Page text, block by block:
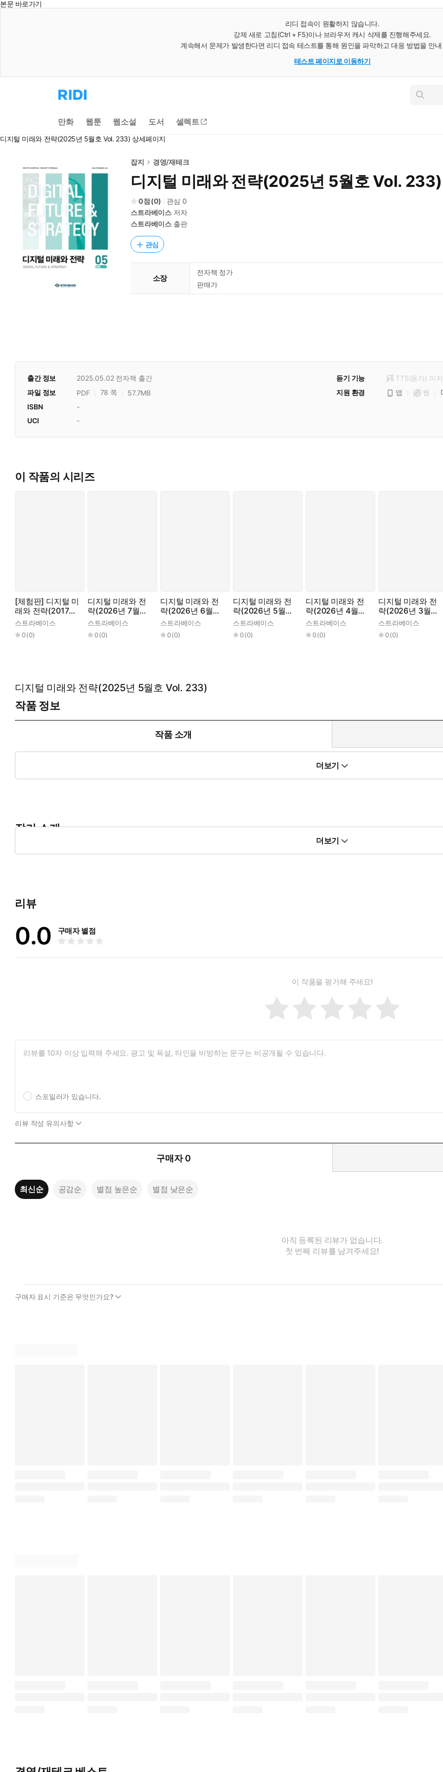
본문 바로가기
리디 접속이 원활하지 않습니다.
강제 새로 고침(Ctrl + F5)이나 브라우저 캐시 삭제를 진행해주세요.
계속해서 문제가 발생한다면 리디 접속 테스트를 통해 원인을 파악하고 대응 방법을 안
테스트 페이지로 이동하기
리
디
으
로
동
인
만화 웹툰 웹소설 도서 셀렉트
디지털 미래와 전략(2025년 5월호 Vol. 233) 상세페이지
잡지 경영/재테크
디지털 미래와 전략(2025년 5월호 Vol. 233)
0 (0) 관심 0
스트라베이스 저자
스트라베이스 출판
관심
소장
전자책 정가
판매가
출간 정보 2025.05.02 전자책 출간 듣기 기능 TTS(듣기) 미
파일 정보
PDF 78 쪽 57.7MB 지원 환경 앱
웹
ISBN
-
UCI
-
이 작품의 시리즈
[체험판] 디지털 미
래와 전략(2017년
12월호 Vol.144)
스트라베이스
0(0)
디지털 미래와 전
략(2026년 7월호
Vol. 247)
스트라베이스
0(0)
디지털 미래와 전
략(2026년 6월호
Vol. 246)
스트라베이스
0(0)
디지털 미래와 전
략(2026년 5월호
Vol. 245)
스트라베이스
0(0)
디지털 미래와 전
략(2026년 4월호
Vol. 244)
스트라베이스
0(0)
디지털 미래와 전
략(2026년 3월호
Vol. 243)
스트라베이스
0(0)
디지털 미래와 전략(2025년 5월호 Vol. 233)
작품 정보
작품 소개
디지털 미래와 전략은 전세계 500여 개 이상의 디지털 산업정보 제공 채널에서 제공하는 방대한 정보를 Daily 단위로 빠짐없이 추적
더보기
작가 소개
더보기
리뷰
0.0 구매자 별점
이 작품을 평가해 주세요!
스포일러가 있습니다.
리뷰 작성 유의사항
구매자 0
최신순 공감순 별점 높은순 별점 낮은순
아직 등록된 리뷰가 없습니다.
첫 번째 리뷰를 남겨주세요!
구매자 표시 기준은 무엇인가요?